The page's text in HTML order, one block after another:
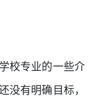
校专业的一些介
没有明确目标，